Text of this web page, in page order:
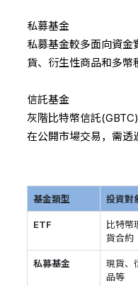
私募基金
私募基金較多面向資
貨、衍生性商品和多幣
信託基金
灰階比特幣信託
在公開市場交易，需透
基金類型 投資對
ETF
比特幣
貨合約
私募基金
現貨、
品等